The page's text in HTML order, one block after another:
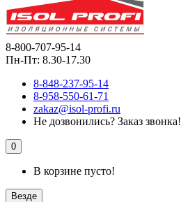
8-800-707-95-14
Пн-Пт: 8.30-17.30
8-848-237-95-14
8-958-550-61-71
zakaz@isol-profi.ru
Не дозвонились? Заказ звонка!
0
В корзине пусто!
Везде